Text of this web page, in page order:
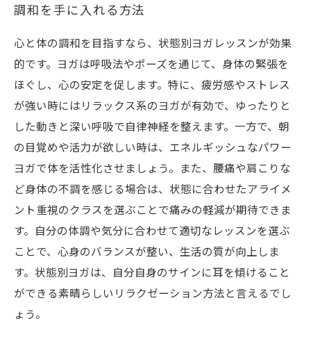
調和を手に入れる方法
心と体の調和を目指すなら、状態別ヨガレッスンが効果
的です。ヨガは呼吸法やポーズを通じて、身体の緊張を
ほぐし、心の安定を促します。特に、疲労感やストレス
が強い時にはリラックス系のヨガが有効で、ゆったりと
した動きと深い呼吸で自律神経を整えます。一方で、朝
の目覚めや活力が欲しい時は、エネルギッシュなパワー
ヨガで体を活性化させましょう。また、腰痛や肩こりな
ど身体の不調を感じる場合は、状態に合わせたアライメ
ント重視のクラスを選ぶことで痛みの軽減が期待できま
す。自分の体調や気分に合わせて適切なレッスンを選ぶ
ことで、心身のバランスが整い、生活の質が向上しま
す。状態別ヨガは、自分自身のサインに耳を傾けること
ができる素晴らしいリラクゼーション方法と言えるでし
ょう。